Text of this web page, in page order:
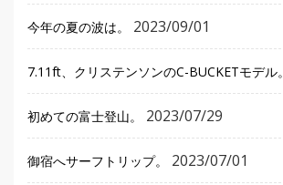
今年の夏の波は。 2023/09/01
7.11ft、クリステンソンのC-BUCKETモデル。
初めての富士登山。 2023/07/29
御宿へサーフトリップ。 2023/07/01